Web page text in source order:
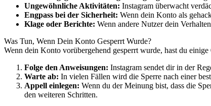
Ungewöhnliche Aktivitäten: Instagram überwacht
Engpass bei der Sicherheit: Wenn dein Konto als
Klage oder Berichte: Wenn andere Nutzer dein
Was Tun, Wenn Dein Konto Gesperrt Wurde?
Wenn dein Konto vorübergehend gesperrt wurde, hast du einige
Folge den Anweisungen: Instagram sendet dir in der
Warte ab: In vielen Fällen wird die Sperre nach einer
Appell einlegen: Wenn du der Meinung bist, dass die
den weiteren Schritten.